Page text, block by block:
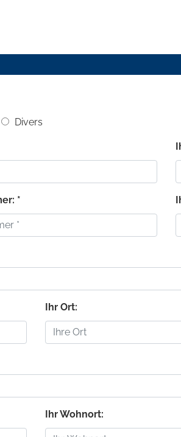
Divers
*
Ihr Ort:
Ihr Wohnort: